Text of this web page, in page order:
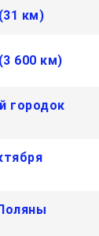
км)
600 км)
городок